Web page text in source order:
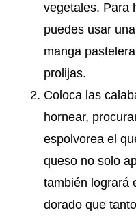
vegetales. Para
puedes usar
manga
prolijas.
Coloca las
hornear,
espolvorea el
queso no solo
también logrará
dorado que